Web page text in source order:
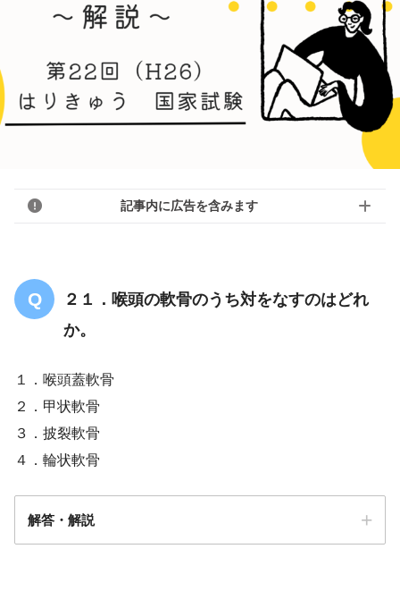
記事内に広告を含みます
２１．喉頭の軟骨のうち対をなすのはどれ
か。
１．喉頭蓋軟骨
２．甲状軟骨
３．披裂軟骨
４．輪状軟骨
解答・解説